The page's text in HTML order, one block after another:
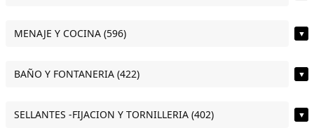
MENAJE Y COCINA (596) ▼
BAÑO Y FONTANERIA (422) ▼
SELLANTES -FIJACION Y TORNILLERIA (402) ▼